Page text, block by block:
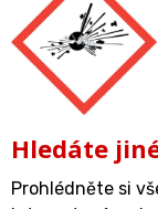
Hledáte
Prohlédněte si